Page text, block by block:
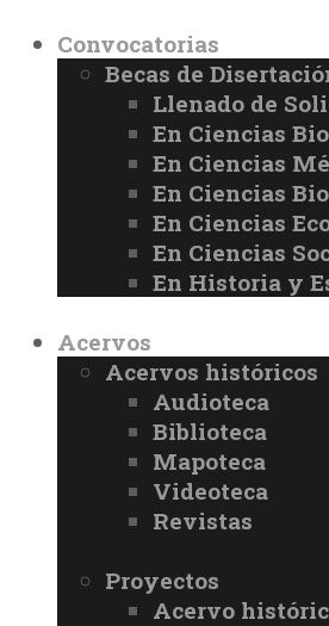
Convocatorias
Becas de
Llenado de
En Ciencias
En Ciencias
En Ciencias
En Ciencias
En Ciencias
En Historia y
Acervos
Acervos históricos
Audioteca
Biblioteca
Mapoteca
Videoteca
Revistas
Proyectos
Acervo